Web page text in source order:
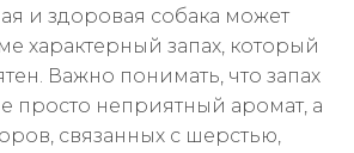
и здоровая собака может
характерный запах, который
Важно понимать, что запах
просто неприятный аромат, а
связанных с шерстью,